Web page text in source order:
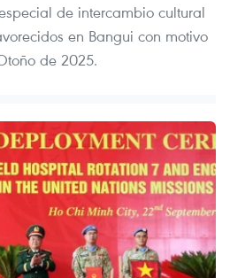
de intercambio cultural
en Bangui con motivo
de 2025.